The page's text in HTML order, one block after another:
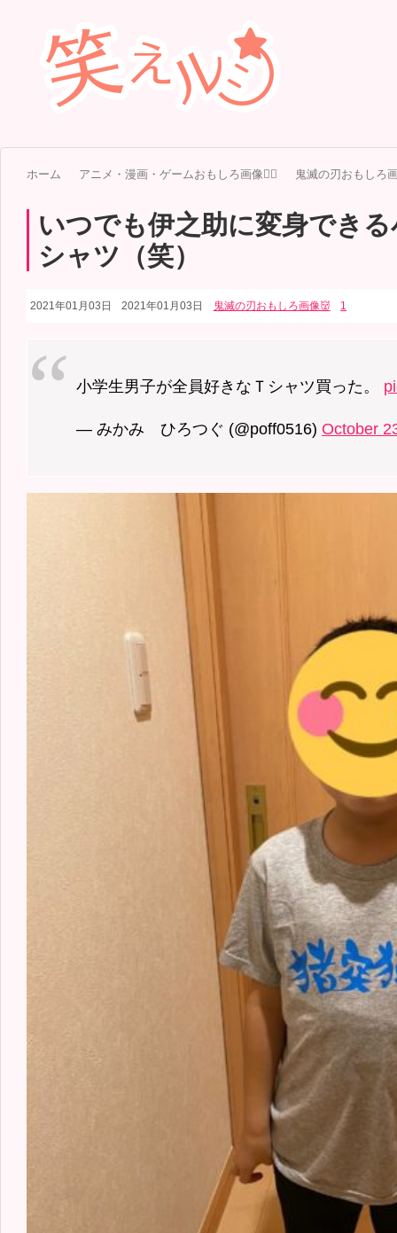
ホーム アニメ・漫画・ゲームおもしろ画像🧚‍♀️ 鬼滅の刃おもしろ
いつでも伊之助に変身でき
シャツ（笑）
2021年01月03日 2021年01月03日 鬼滅の刃おもしろ画像👹 1
小学生男子が全員好きなＴシャツ買った。
— みかみ ひろつぐ (@poff0516) October